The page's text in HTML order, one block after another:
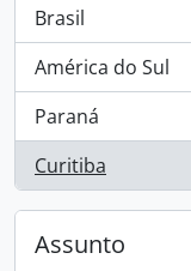
Brasil
, 1 resultados
América do Sul
, 1 resultados
Paraná
, 1 resultados
Curitiba
, 1 resultados
Assunto